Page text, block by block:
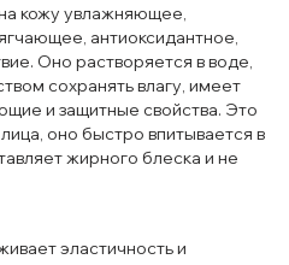
кожу увлажняющее,
антиоксидантное,
Оно растворяется в воде,
сохранять влагу, имеет
и защитные свойства. Это
оно быстро впитывается в
жирного блеска и не
эластичность и